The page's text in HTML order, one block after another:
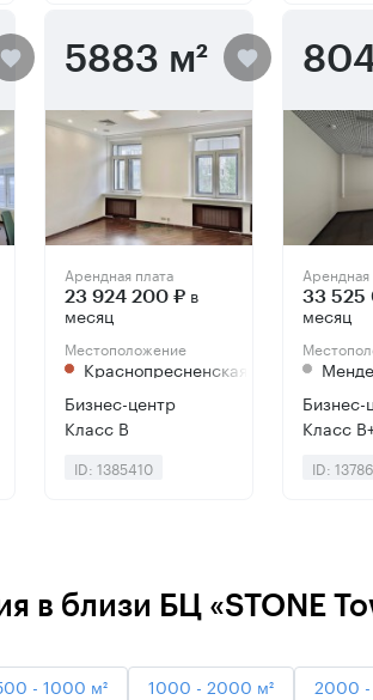
5883 м²
Арендная плата
23 924 200 ₽ в
месяц
Местоположение
Краснопресненская
Бизнес-центр
Класс B
ID: 1385410
Арендная
33 525
месяц
Бизнес-
Класс
ID:
в близи БЦ «STONE
- 1000 м² 1000 - 2000 м² 2000